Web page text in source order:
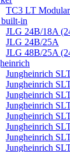
TC3 LT
in
JLG 24B/18A
JLG 24B/25A
JLG 48B/25A
Jungheinrich
Jungheinrich
Jungheinrich
Jungheinrich
Jungheinrich
Jungheinrich
Jungheinrich
Jungheinrich